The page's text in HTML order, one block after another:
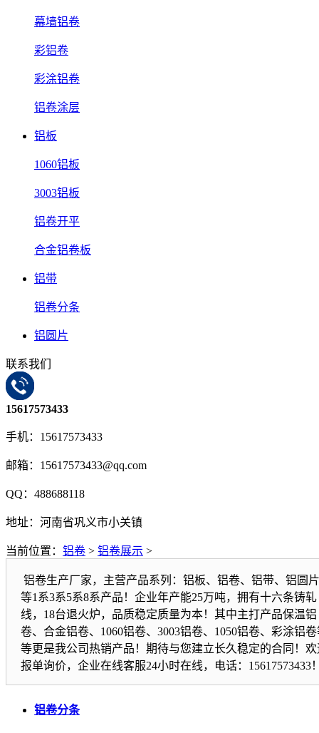
幕墙铝卷
彩铝卷
彩涂铝卷
铝卷涂层
铝板
1060铝板
3003铝板
铝卷开平
合金铝卷板
铝带
铝卷分条
铝圆片
联系我们
15617573433
手机：15617573433
邮箱：15617573433@qq.com
QQ：488688118
地址：河南省巩义市小关镇
当前位置： 铝卷 > 铝卷展示 >
铝卷生产厂家，主营产品系列：铝板、铝卷、铝带、铝圆片
等1系3系5系8系产品！企业年产能25万吨，拥有十六条铸轧
线，18台退火炉，品质稳定质量为本！其中主打产品保温铝
卷、合金铝卷、1060铝卷、3003铝卷、1050铝卷、彩涂铝
等更是我公司热销产品！期待与您建立长久稳定的合同！欢
报单询价，企业在线客服24小时在线，电话：15617573433
铝卷分条